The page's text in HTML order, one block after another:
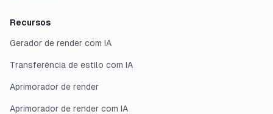
Recursos
Gerador de render com IA
Transferência de estilo com IA
Aprimorador de render
Aprimorador de render com IA